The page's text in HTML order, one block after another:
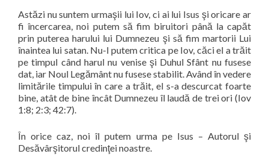
Astăzi nu suntem urmaşii lui Iov, ci ai lui Isus şi oricare ar
fi încercarea, noi putem să fim biruitori până la capăt
prin puterea harului lui Dumnezeu şi să fim martorii Lui
înaintea lui satan. Nu-l putem critica pe Iov, căci el a trăit
pe timpul când harul nu venise şi Duhul Sfânt nu fusese
dat, iar Noul Legământ nu fusese stabilit. Având în vedere
limitările timpului în care a trăit, el s-a descurcat foarte
bine, atât de bine încât Dumnezeu îl laudă de trei ori (Iov
1:8; 2:3; 42:7).
În orice caz, noi îl putem urma pe Isus – Autorul şi
Desăvârşitorul credinţei noastre.